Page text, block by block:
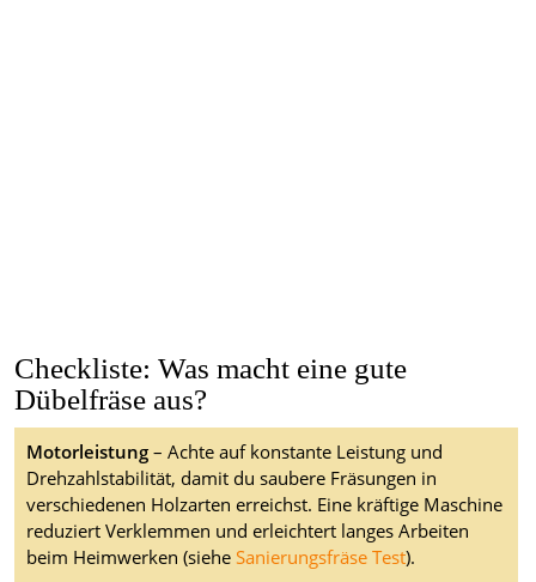
Checkliste: Was macht eine gute
Dübelfräse aus?
Motorleistung– Achte auf konstante Leistung und
Drehzahlstabilität, damit du saubere Fräsungen in
verschiedenen Holzarten erreichst. Eine kräftige Maschine
reduziert Verklemmen und erleichtert langes Arbeiten
beim Heimwerken (sieheSanierungsfräse Test).